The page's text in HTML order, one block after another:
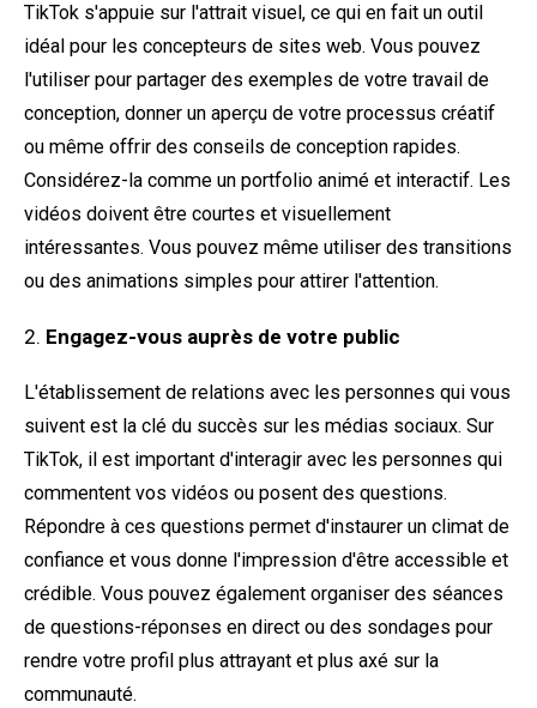
TikTok s'appuie sur l'attrait visuel, ce qui en fait un outil
idéal pour les concepteurs de sites web. Vous pouvez
l'utiliser pour partager des exemples de votre travail de
conception, donner un aperçu de votre processus créatif
ou même offrir des conseils de conception rapides.
Considérez-la comme un portfolio animé et interactif. Les
vidéos doivent être courtes et visuellement
intéressantes. Vous pouvez même utiliser des transitions
ou des animations simples pour attirer l'attention.
Engagez-vous auprès de votre public
L'établissement de relations avec les personnes qui vous
suivent est la clé du succès sur les médias sociaux. Sur
TikTok, il est important d'interagir avec les personnes qui
commentent vos vidéos ou posent des questions.
Répondre à ces questions permet d'instaurer un climat de
confiance et vous donne l'impression d'être accessible et
crédible. Vous pouvez également organiser des séances
de questions-réponses en direct ou des sondages pour
rendre votre profil plus attrayant et plus axé sur la
communauté.